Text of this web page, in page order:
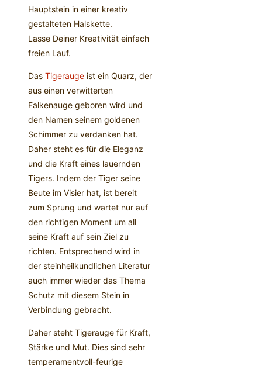
Hauptstein in einer kreativ
gestalteten Halskette.
Lasse Deiner Kreativität einfach
freien Lauf.
Das Tigerauge ist ein Quarz, der
aus einen verwitterten
Falkenauge geboren wird und
den Namen seinem goldenen
Schimmer zu verdanken hat.
Daher steht es für die Eleganz
und die Kraft eines lauernden
Tigers. Indem der Tiger seine
Beute im Visier hat, ist bereit
zum Sprung und wartet nur auf
den richtigen Moment um all
seine Kraft auf sein Ziel zu
richten. Entsprechend wird in
der steinheilkundlichen Literatur
auch immer wieder das Thema
Schutz mit diesem Stein in
Verbindung gebracht.
Daher steht Tigerauge für Kraft,
Stärke und Mut. Dies sind sehr
temperamentvoll-feurige